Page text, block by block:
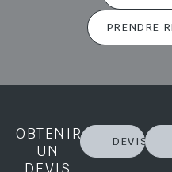
PRENDRE
OBTENIR
UN
DEVIS